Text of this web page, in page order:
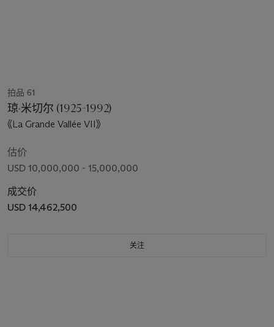
拍品 61
琼·米切尔 (1925-1992)
《La Grande Vallée VII》
估价
USD 10,000,000 - 15,000,000
成交价
USD 14,462,500
关注